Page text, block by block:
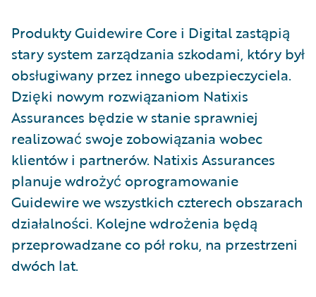
Produkty Guidewire Core i Digital zastąpią
stary system zarządzania szkodami, który był
obsługiwany przez innego ubezpieczyciela.
Dzięki nowym rozwiązaniom Natixis
Assurances będzie w stanie sprawniej
realizować swoje zobowiązania wobec
klientów i partnerów. Natixis Assurances
planuje wdrożyć oprogramowanie
Guidewire we wszystkich czterech obszarach
działalności. Kolejne wdrożenia będą
przeprowadzane co pół roku, na przestrzeni
dwóch lat.